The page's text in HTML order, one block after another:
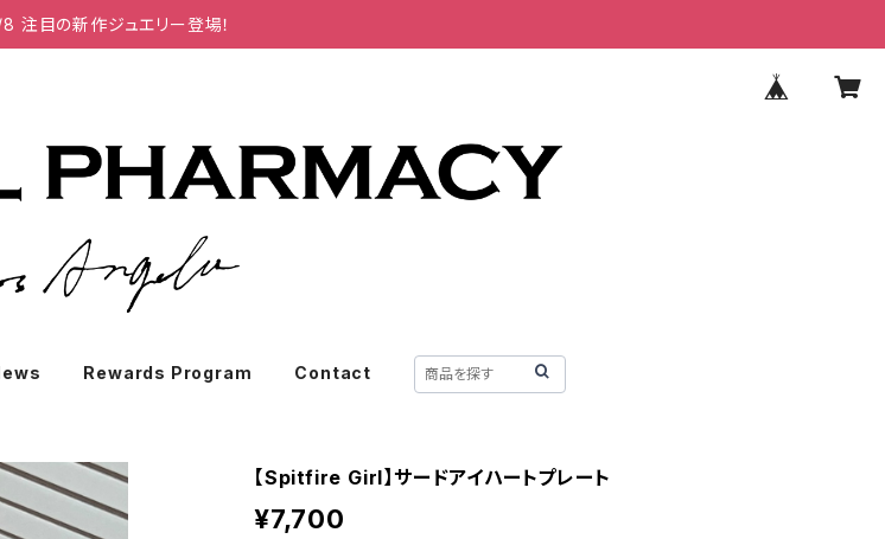
注目の新作ジュエリー登場！
Rewards Program Contact
【Spitfire Girl】サードアイハートプレート
¥7,700